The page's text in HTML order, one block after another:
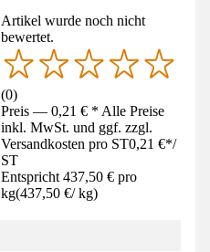
Artikel wurde noch nicht
bewertet.
(0)
Preis — 0,21 € * Alle Preise
inkl. MwSt. und ggf. zzgl.
Versandkosten pro ST0,21 €*/
ST
Entspricht 437,50 € pro
kg(437,50 €/ kg)